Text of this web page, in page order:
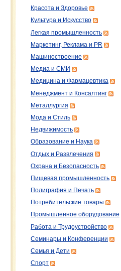
Красота и Здоровье
Культура и Искусство
Легкая промышленность
Маркетинг, Реклама и PR
Машиностроение
Медиа и СМИ
Медицина и Фармацевтика
Менеджмент и Консалтинг
Металлургия
Мода и Стиль
Недвижимость
Образование и Наука
Отдых и Развлечения
Охрана и Безопасность
Пищевая промышленность
Полиграфия и Печать
Потребительские товары
Промышленное оборудование
Работа и Трудоустройство
Семинары и Конференции
Семья и Дети
Спорт